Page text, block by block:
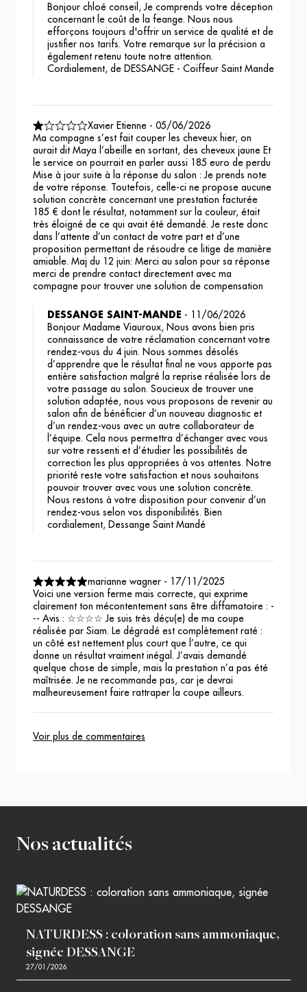
Bonjour chloé conseil, Je comprends votre déception
concernant le coût de la feange. Nous nous
efforçons toujours d'offrir un service de qualité et de
justifier nos tarifs. Votre remarque sur la précision a
également retenu toute notre attention.
Cordialement, de DESSANGE - Coiffeur Saint Mande
Xavier Etienne - 05/06/2026
Ma compagne s’est fait couper les cheveux hier, on
aurait dit Maya l’abeille en sortant, des cheveux jaune Et
le service on pourrait en parler aussi 185 euro de perdu
Mise à jour suite à la réponse du salon : Je prends note
de votre réponse. Toutefois, celle-ci ne propose aucune
solution concrète concernant une prestation facturée
185 € dont le résultat, notamment sur la couleur, était
très éloigné de ce qui avait été demandé. Je reste donc
dans l’attente d’un contact de votre part et d’une
proposition permettant de résoudre ce litige de manière
amiable. Maj du 12 juin: Merci au salon pour sa réponse
merci de prendre contact directement avec ma
compagne pour trouver une solution de compensation
DESSANGE SAINT-MANDE - 11/06/2026
Bonjour Madame Viauroux, Nous avons bien pris
connaissance de votre réclamation concernant votre
rendez-vous du 4 juin. Nous sommes désolés
d’apprendre que le résultat final ne vous apporte pas
entière satisfaction malgré la reprise réalisée lors de
votre passage au salon. Soucieux de trouver une
solution adaptée, nous vous proposons de revenir au
salon afin de bénéficier d’un nouveau diagnostic et
d’un rendez-vous avec un autre collaborateur de
l’équipe. Cela nous permettra d’échanger avec vous
sur votre ressenti et d’étudier les possibilités de
correction les plus appropriées à vos attentes. Notre
priorité reste votre satisfaction et nous souhaitons
pouvoir trouver avec vous une solution concrète.
Nous restons à votre disposition pour convenir d’un
rendez-vous selon vos disponibilités. Bien
cordialement, Dessange Saint Mandé
marianne wagner - 17/11/2025
Voici une version ferme mais correcte, qui exprime
clairement ton mécontentement sans être diffamatoire : -
-- Avis : ☆☆☆☆ Je suis très déçu(e) de ma coupe
réalisée par Siam. Le dégradé est complètement raté :
un côté est nettement plus court que l’autre, ce qui
donne un résultat vraiment inégal. J’avais demandé
quelque chose de simple, mais la prestation n’a pas été
maîtrisée. Je ne recommande pas, car je devrai
malheureusement faire rattraper la coupe ailleurs.
Voir plus de commentaires
Nos actualités
NATURDESS : coloration sans ammoniaque,
signée DESSANGE
27/01/2026